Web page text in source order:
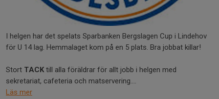
I helgen har det spelats Sparbanken Bergslagen Cup i Lindehov
för U 14 lag. Hemmalaget kom på en 5 plats. Bra jobbat killar!
Stort TACKtill alla föräldrar för allt jobb i helgen med
sekretariat, cafeteria och matservering....
Läs mer